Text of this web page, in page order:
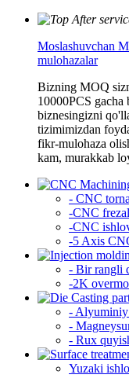
Moslashuvchan
mulohazalar
Bizning MOQ
10000PCS
biznesingizni
tizimimizdan
fikr-mulohaza
kam, murakkab
- CNC
-CNC
-CNC
-5 Axis
- Bir rangli
-2K
- Alyuminiy
-
- Rux
Yuzaki